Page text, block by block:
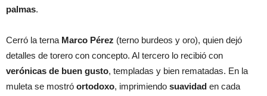
palmas.
Cerró la terna Marco Pérez (terno burdeos y oro), quien dejó
detalles de torero con concepto. Al tercero lo recibió con
verónicas de buen gusto, templadas y bien rematadas. En la
muleta se mostró ortodoxo, imprimiendo suavidad en cada